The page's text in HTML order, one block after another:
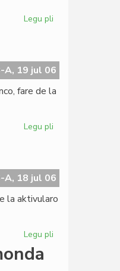
Legu pli
la
aliĝon
al
A, 19 jul 06
fare de la
Legu pli
la
aliĝon
al
A, 18 jul 06
la aktivularo
Legu pli